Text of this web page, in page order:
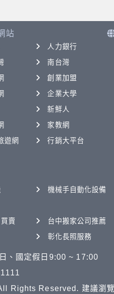
站
人力銀行
南台灣
創業加盟
企業大學
新鮮人
家教網
遊網
行銷大平台
機械手自動化設備
賣 台中搬家公司推薦
彰化長照服務
、國定假日9:00 ~ 17:00
Rights Reserved. 建議瀏